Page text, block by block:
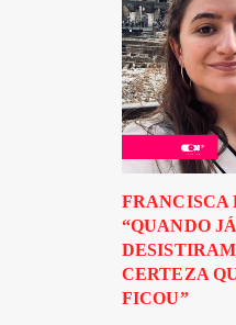
FRANCISCA
“QUANDO
CERTEZA
FICOU”